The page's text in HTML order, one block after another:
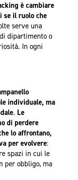
è cambiare
se il ruolo che
serve una
dipartimento o
In ogni
individuale, ma
. Le
di perdere
lo affrontano,
per evolvere:
spazi in cui le
per obbligo, ma